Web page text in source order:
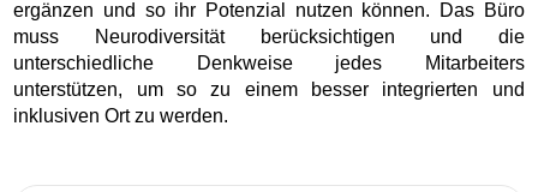
ergänzen und so ihr Potenzial nutzen können. Das Büro
muss Neurodiversität berücksichtigen und die
unterschiedliche Denkweise jedes Mitarbeiters
unterstützen, um so zu einem besser integrierten und
inklusiven Ort zu werden.